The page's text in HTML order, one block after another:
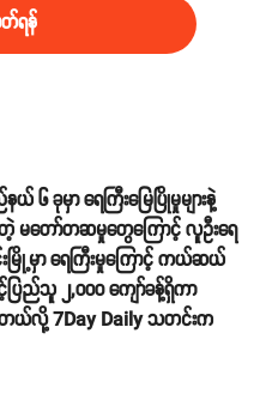
ရန်
ခုမှာ ရေကြီးမြေပြိုမှုများနဲ့
မတော်တဆမှုတွေကြောင့် လူဦးရေ
မြို့မှာ ရေကြီးမှုကြောင့် ကယ်ဆယ်
ပြည်သူ ၂,၀၀၀ ကျော်ခန့်ရှိကာ
ရတယ်လို့ 7Day Daily သတင်းက